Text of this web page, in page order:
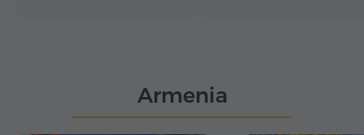
Armenia